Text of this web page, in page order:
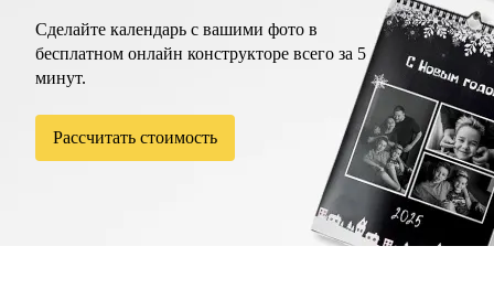
Сделайте календарь с вашими фото в
бесплатном онлайн конструкторе всего за 5
минут.
Рассчитать стоимость